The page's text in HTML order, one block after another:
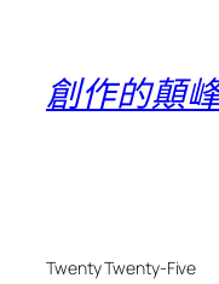
創作的顛
Twenty Twenty-Five